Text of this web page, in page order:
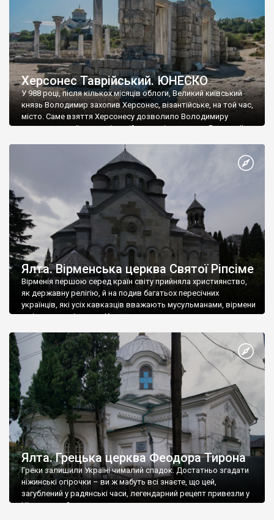
Херсонес Таврійський. ЮНЕСКО
У 988 році, після кількох місяців облоги, Великий київський
князь Володимир захопив Херсонес, візантійське, на той час,
місто. Саме взяття Херсонесу дозволило Володимиру
диктувати свої умови візантійському імператору Василю ІІ, та
Херсонесі Володимир-язичник, став Василем-християнином.
А потім було Хрещення Русі. На честь Херсонесу Таврійського
Ялта. Вірменська церква Святої Ріпсіме
Вірменія першою серед країн світу прийняла християнство,
як державну релігію, й на подив багатьох пересічних
українців, які усіх кавказців вважають мусульманами, вірмени
є відданими вірянами Христа
Ялта. Грецька церква Феодора Тирона
Греки залишили Україні чималий спадок. Достатньо згадати
ніжинські огірочки – ви ж мабуть всі знаєте, що цей,
загублений у радянські часи, легендарний рецепт привезли у
Ніжин греки?